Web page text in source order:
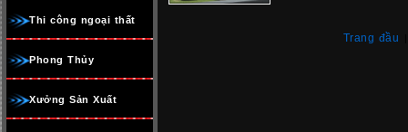
Thi công ngoại thất
Phong Thủy
Xưởng Sản Xuất
Trang đầu